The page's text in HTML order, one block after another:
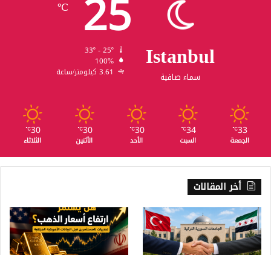
Istanbul
سماء صافية
25
℃
100%
3.61 كيلومتر/ساعة
33
℃
الجمعة
34
℃
السبت
30
℃
الأحد
30
℃
الأثنين
30
℃
الثلاثاء
أخر المقالات